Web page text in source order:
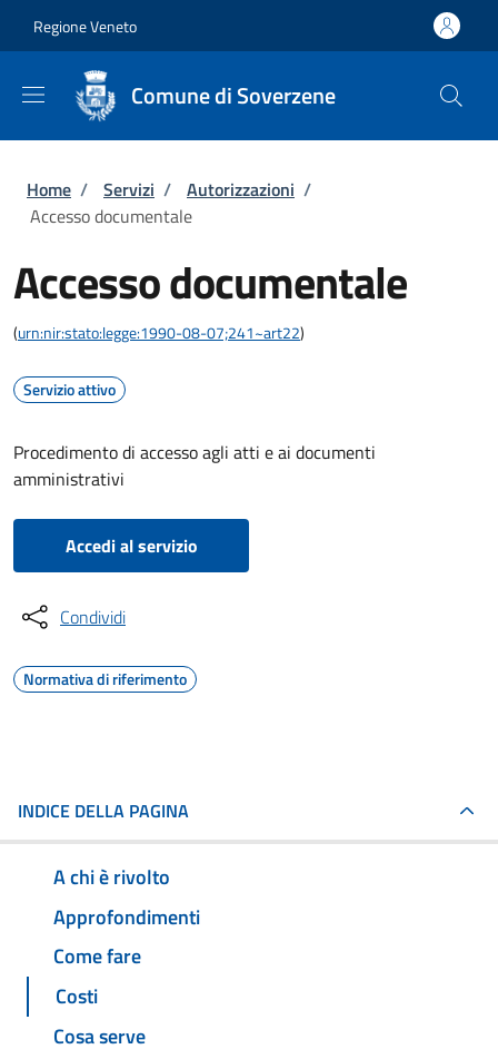
Regione Veneto
Comune di Soverzene
Briciole di pane
Home / Servizi / Autorizzazioni /
Accesso documentale
Accesso documentale
(urn:nir:stato:legge:1990-08-07;241~art22)
Servizio attivo
Procedimento di accesso agli atti e ai documenti
amministrativi
Accedi al servizio
Condividi
Normativa di riferimento
INDICE DELLA PAGINA
A chi è rivolto
Approfondimenti
Come fare
Costi
Cosa serve